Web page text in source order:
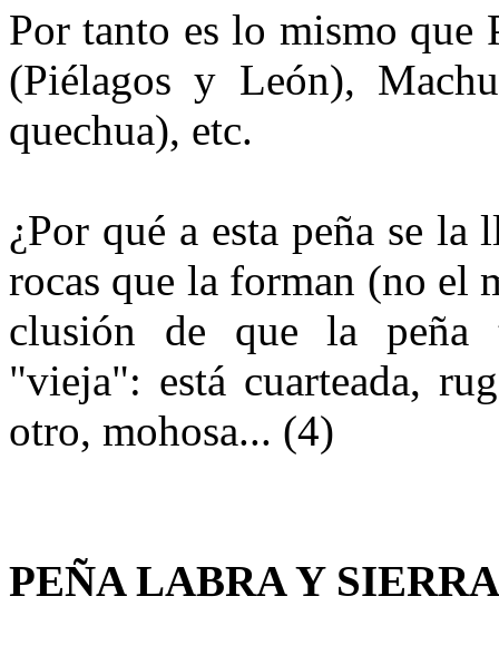
Por tanto es lo mismo
(Pié­lagos y León),
quechua), etc.
¿Por qué a esta peña se
rocas que la forman (no el
clusión de que la peña
"vieja": está cuarteada,
otro, moho­sa... (4)
PEÑA LABRA Y